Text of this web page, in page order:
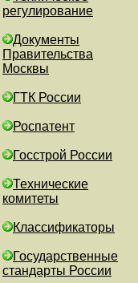
регулирование
Документы
Правительства
Москвы
ГТК России
Роспатент
Госстрой России
Технические
комитеты
Классификаторы
Государственные
стандарты России